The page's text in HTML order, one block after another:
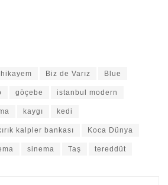
Biz de Varız Blue
göçebe istanbul modern
kaygı kedi
kalpler bankası Koca Dünya
sinema Taş tereddüt